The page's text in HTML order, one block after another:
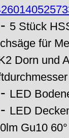
- 5 Stück
für
Dorn und
- LED
- LED
Gu10